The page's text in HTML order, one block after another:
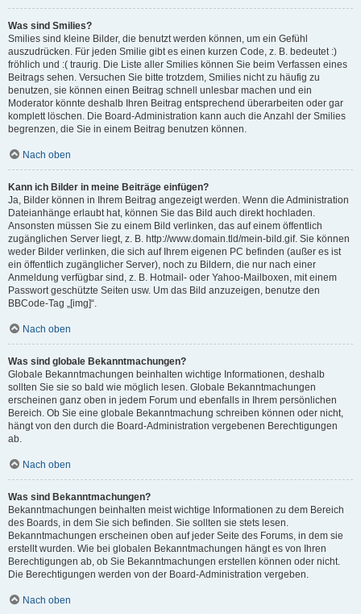
Was sind Smilies?
Smilies sind kleine Bilder, die benutzt werden können, um ein Gefühl
auszudrücken. Für jeden Smilie gibt es einen kurzen Code, z. B. bedeutet :)
fröhlich und :( traurig. Die Liste aller Smilies können Sie beim Verfassen eines
Beitrags sehen. Versuchen Sie bitte trotzdem, Smilies nicht zu häufig zu
benutzen, sie können einen Beitrag schnell unlesbar machen und ein
Moderator könnte deshalb Ihren Beitrag entsprechend überarbeiten oder gar
komplett löschen. Die Board-Administration kann auch die Anzahl der Smilies
begrenzen, die Sie in einem Beitrag benutzen können.
Nach oben
Kann ich Bilder in meine Beiträge einfügen?
Ja, Bilder können in Ihrem Beitrag angezeigt werden. Wenn die Administration
Dateianhänge erlaubt hat, können Sie das Bild auch direkt hochladen.
Ansonsten müssen Sie zu einem Bild verlinken, das auf einem öffentlich
zugänglichen Server liegt, z. B. http://www.domain.tld/mein-bild.gif. Sie können
weder Bilder verlinken, die sich auf Ihrem eigenen PC befinden (außer es ist
ein öffentlich zugänglicher Server), noch zu Bildern, die nur nach einer
Anmeldung verfügbar sind, z. B. Hotmail- oder Yahoo-Mailboxen, mit einem
Passwort geschützte Seiten usw. Um das Bild anzuzeigen, benutze den
BBCode-Tag „[img]“.
Nach oben
Was sind globale Bekanntmachungen?
Globale Bekanntmachungen beinhalten wichtige Informationen, deshalb
sollten Sie sie so bald wie möglich lesen. Globale Bekanntmachungen
erscheinen ganz oben in jedem Forum und ebenfalls in Ihrem persönlichen
Bereich. Ob Sie eine globale Bekanntmachung schreiben können oder nicht,
hängt von den durch die Board-Administration vergebenen Berechtigungen
ab.
Nach oben
Was sind Bekanntmachungen?
Bekanntmachungen beinhalten meist wichtige Informationen zu dem Bereich
des Boards, in dem Sie sich befinden. Sie sollten sie stets lesen.
Bekanntmachungen erscheinen oben auf jeder Seite des Forums, in dem sie
erstellt wurden. Wie bei globalen Bekanntmachungen hängt es von Ihren
Berechtigungen ab, ob Sie Bekanntmachungen erstellen können oder nicht.
Die Berechtigungen werden von der Board-Administration vergeben.
Nach oben